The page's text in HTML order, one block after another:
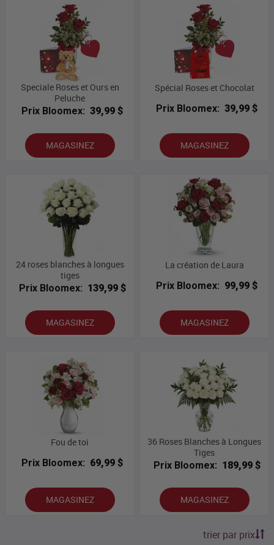
Speciale Roses et Ours en
Peluche
Prix Bloomex: 39,99 $
MAGASINEZ
Spécial Roses et Chocolat
Prix Bloomex: 39,99 $
MAGASINEZ
24 roses blanches à longues
tiges
Prix Bloomex: 139,99 $
MAGASINEZ
La création de Laura
Prix Bloomex: 99,99 $
MAGASINEZ
Fou de toi
Prix Bloomex: 69,99 $
MAGASINEZ
36 Roses Blanches à Longues
Tiges
Prix Bloomex: 189,99 $
MAGASINEZ
trier par prix